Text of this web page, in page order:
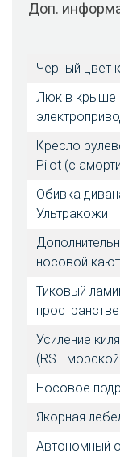
Доп.
Черный цвет
Люк в крыше
Кресло
Pilot (с
Обивка
Ультракожи
носовой
Тиковый
пространстве
Усиление
(RST
Носовое
Якорная
Автономный